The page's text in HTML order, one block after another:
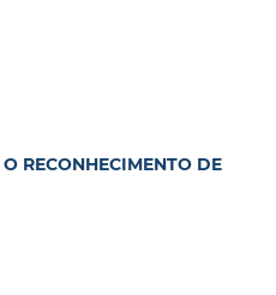
RECONHECIMENTO DE